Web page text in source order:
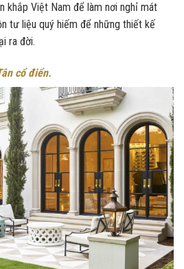
khắp Việt Nam để làm nơi nghỉ mát
tư liệu quý hiếm để những thiết kế
ra đời.
cổ điển.